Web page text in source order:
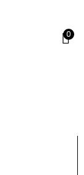
0